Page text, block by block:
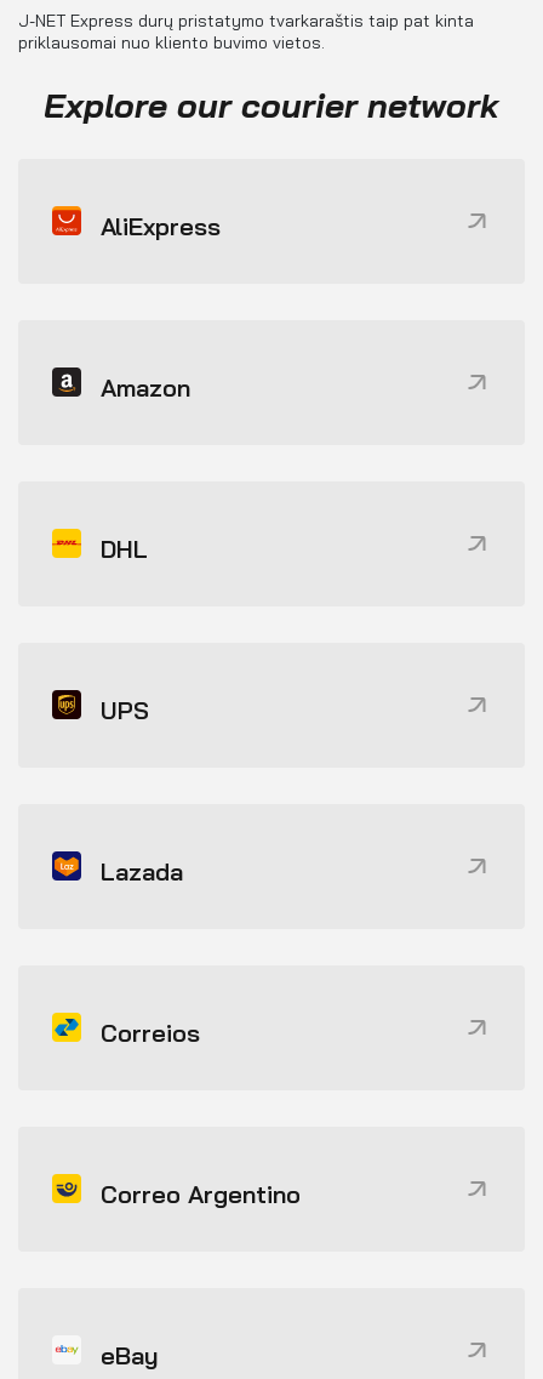
J-NET Express durų pristatymo tvarkaraštis taip pat kinta
priklausomai nuo kliento buvimo vietos.
Explore our courier network
AliExpress
Amazon
DHL
UPS
Lazada
Correios
Correo Argentino
eBay